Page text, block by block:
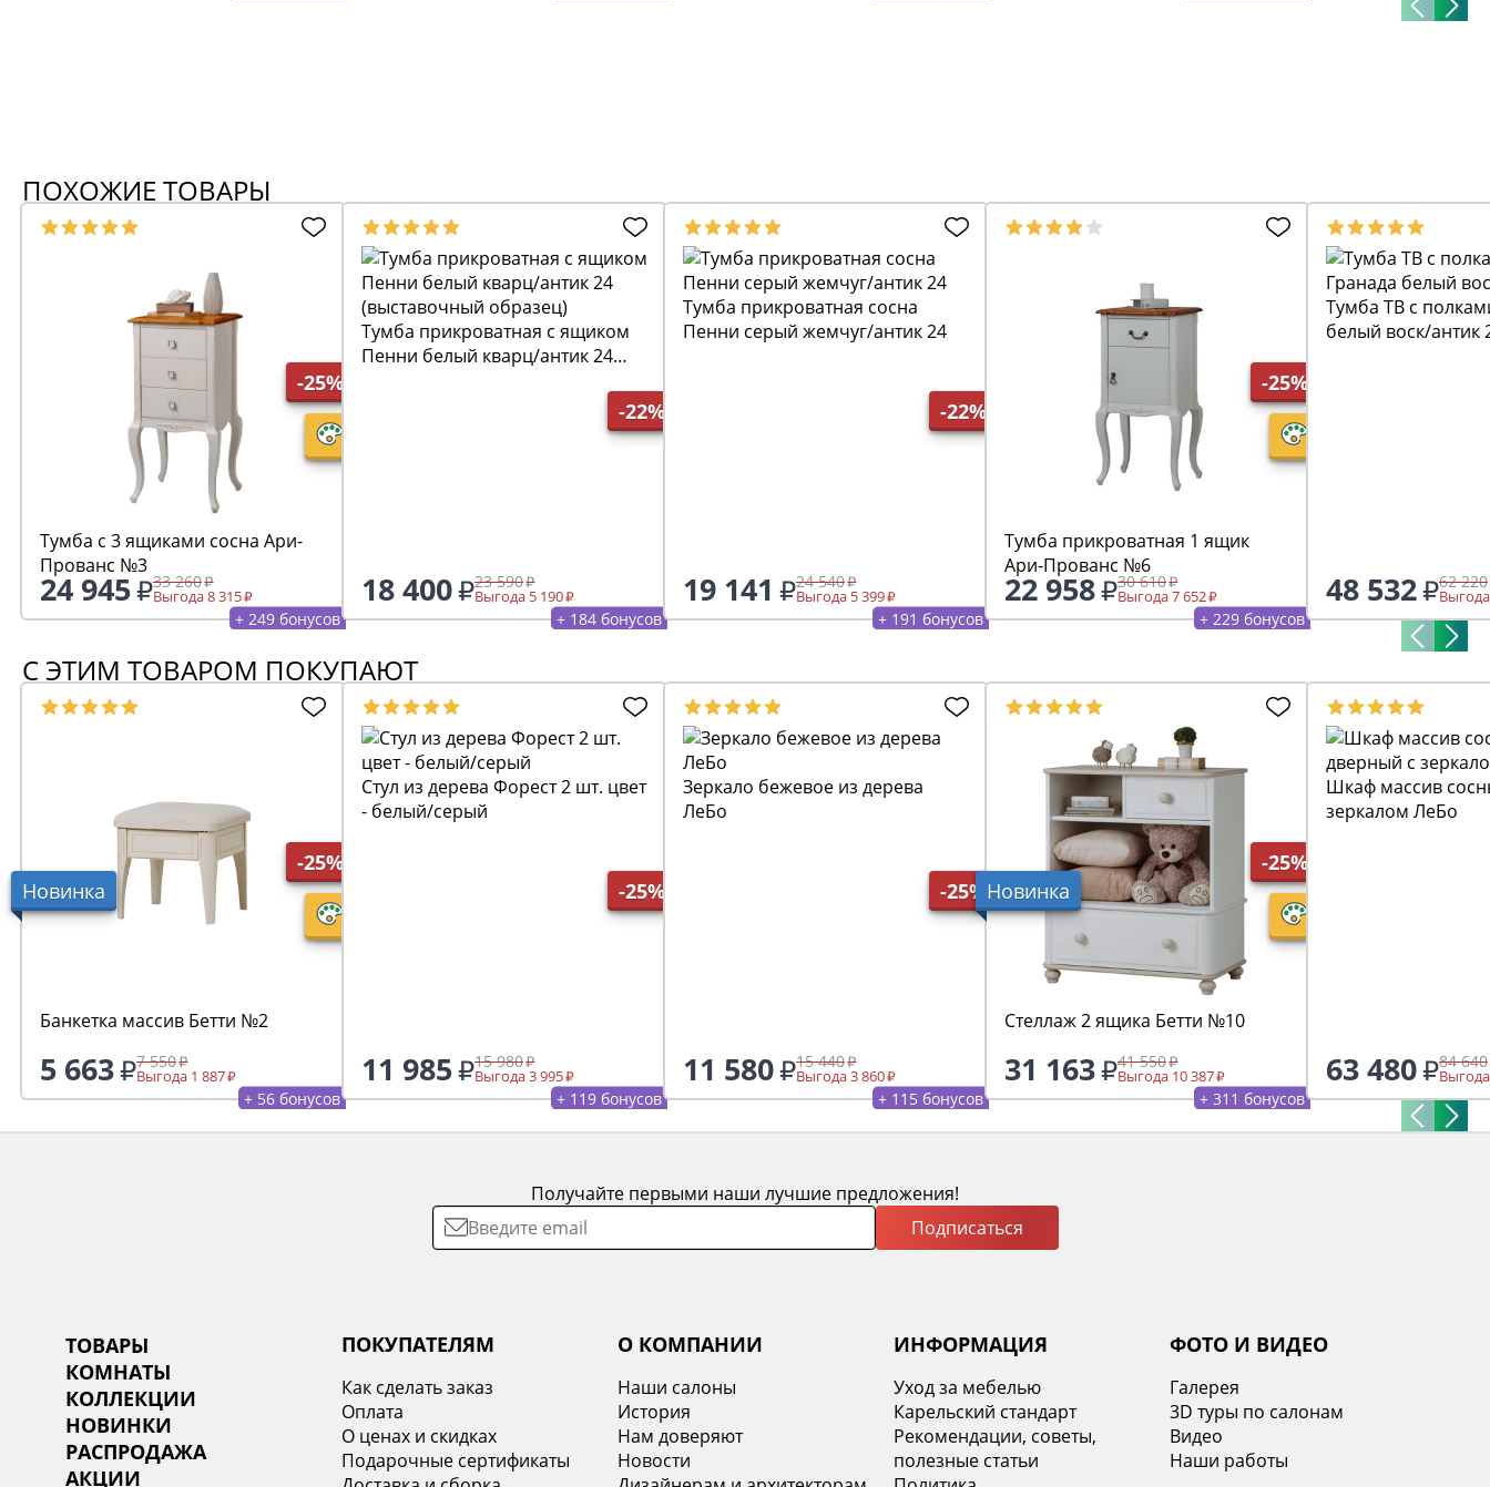
ПОХОЖИЕ ТОВАРЫ
-25%
Тумба с 3 ящиками сосна Ари-
Прованс №3
24 945 33 260
Выгода 8 315
+ 249 бонусов
-22%
Тумба прикроватная с ящиком
Пенни белый кварц/антик 24
18 400 23 590
Выгода 5 190
+ 184 бонусов
-22%
Тумба прикроватная сосна
Пенни серый жемчуг/антик 24
19 141 24 540
Выгода 5 399
+ 191 бонусов
-25%
Тумба прикроватная 1 ящик
Ари-Прованс №6
22 958 30 610
Выгода 7 652
+ 229 бонусов
Тумба ТВ с
белый воск/антик
48 532 62 220
С ЭТИМ ТОВАРОМ ПОКУПАЮТ
Новинка
-25%
Банкетка массив Бетти №2
5 663 7 550
Выгода 1 887
+ 56 бонусов
-25%
Стул из дерева Форест 2 шт. цвет
- белый/серый
11 985 15 980
Выгода 3 995
+ 119 бонусов
-25%
Зеркало бежевое из дерева
ЛеБо
11 580 15 440
Выгода 3 860
+ 115 бонусов
Новинка
-25%
Стеллаж 2 ящика Бетти №10
31 163 41 550
Выгода 10 387
+ 311 бонусов
Шкаф массив
зеркалом ЛеБо
63 480 84 640
Получайте первыми наши лучшие предложения!
Подписаться
ТОВАРЫ
КОМНАТЫ
КОЛЛЕКЦИИ
НОВИНКИ
РАСПРОДАЖА
АКЦИИ
ПОКУПАТЕЛЯМ
Как сделать заказ
Оплата
О ценах и скидках
Подарочные сертификаты
О КОМПАНИИ
Наши салоны
История
Нам доверяют
Новости
ИНФОРМАЦИЯ
Уход за мебелью
Карельский стандарт
Рекомендации, советы,
полезные статьи
ФОТО И ВИДЕО
Галерея
3D туры по салонам
Видео
Наши работы